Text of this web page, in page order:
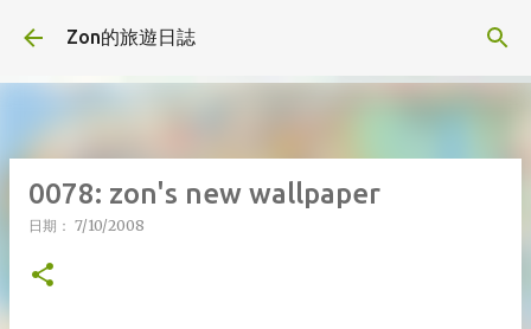
Zon的旅遊日誌
0078: zon's new wallpaper
日期： 7/10/2008